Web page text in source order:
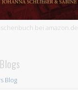
bei amazon.de
Blog